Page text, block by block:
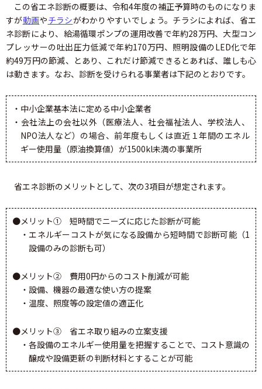
この省エネ診断の概要は、令和4年度の補正予算時のものになりま
すが動画やチラシがわかりやすいでしょう。チラシによれば、省エ
ネ診断により、給湯循環ポンプの運用改善で年約28万円、大型コン
プレッサーの吐出圧力低減で年約170万円、照明設備のLED化で年
約49万円の節減、とあり、これだけ節減できるとあれば、誰しも心
は動きます。なお、診断を受けられる事業者は下記のとおりです。
・中小企業基本法に定める中小企業者
・会社法上の会社以外（医療法人、社会福祉法人、学校法人、
NPO法人など）の場合、前年度もしくは直近１年間のエネル
ギー使用量（原油換算値）が1500kl未満の事業所
省エネ診断のメリットとして、次の3項目が想定されます。
●メリット① 短時間でニーズに応じた診断が可能
・エネルギーコストが気になる設備から短時間で診断可能（1
設備のみの診断も可）
●メリット② 費用0円からのコスト削減が可能
・設備、機器の最適な使い方の提案
・温度、照度等の設定値の適正化
●メリット③ 省エネ取り組みの立案支援
・各設備のエネルギー使用量を把握することで、コスト意識の
醸成や設備更新の判断材料とすることが可能